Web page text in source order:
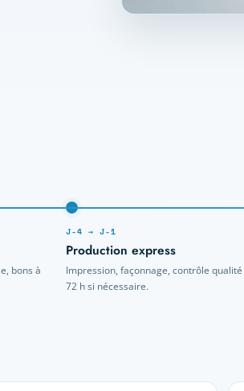
bons à
J-4 → J-1
Production express
Impression, façonnage, contrôle
72 h si nécessaire.